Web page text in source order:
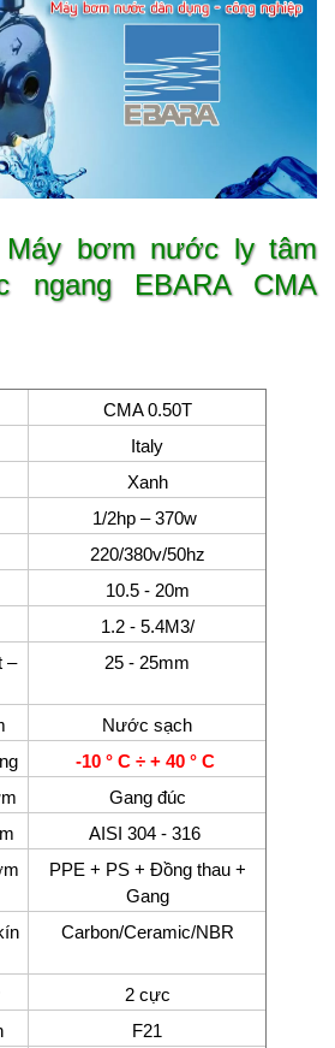
bơm nước ly tâm
ngang EBARA CMA
CMA 0.50T
Italy
Xanh
1/2hp – 370w
220/380v/50hz
10.5 - 20m
1.2 - 5.4M3/
–
25 - 25mm
Nước sạch
-10 ° C ÷ + 40 ° C
Gang đúc
AISI 304 - 316
PPE + PS + Đồng thau +
Gang
Carbon/Ceramic/NBR
2 cực
F21